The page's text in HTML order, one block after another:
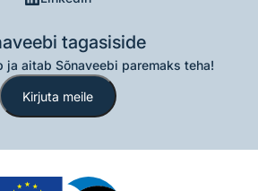
tagasiside
ja aitab Sõnaveebi paremaks teha!
Kirjuta meile